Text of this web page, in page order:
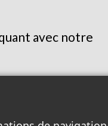
avec notre